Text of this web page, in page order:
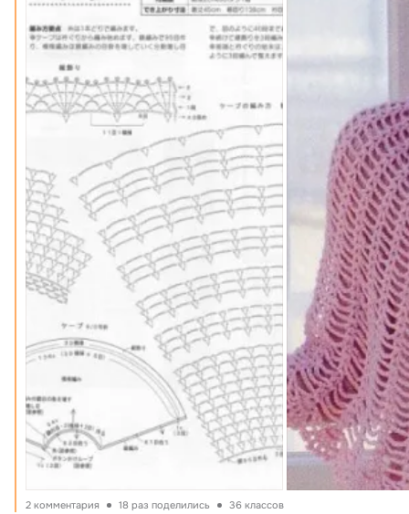
2 комментария 18 раз поделились 36 классов